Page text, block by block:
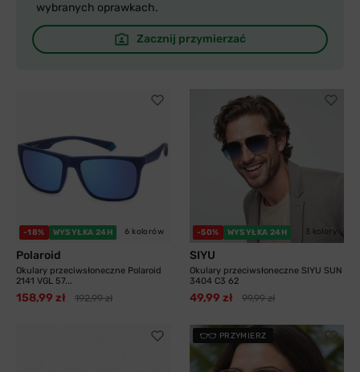
wybranych oprawkach.
Zacznij przymierzać
-18% WYSYŁKA 24H 6 kolorów
Polaroid
Okulary przeciwsłoneczne Polaroid
2141 VGL 57...
158,99 zł 192,99 zł
-50% WYSYŁKA 24H 3 kolory
SIYU
Okulary przeciwsłoneczne SIYU SUN
3404 C3 62
49,99 zł 99,99 zł
PRZYMIERZ